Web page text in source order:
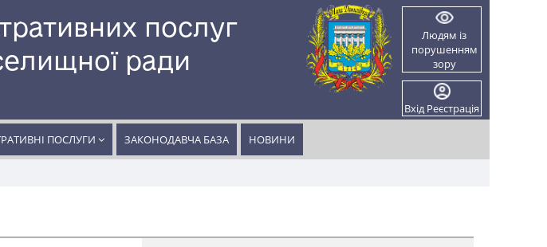
послуг
ради
Людям із
порушенням
зору
Вхід Реєстрація
ПОСЛУГИ ЗАКОНОДАВЧА БАЗА НОВИНИ